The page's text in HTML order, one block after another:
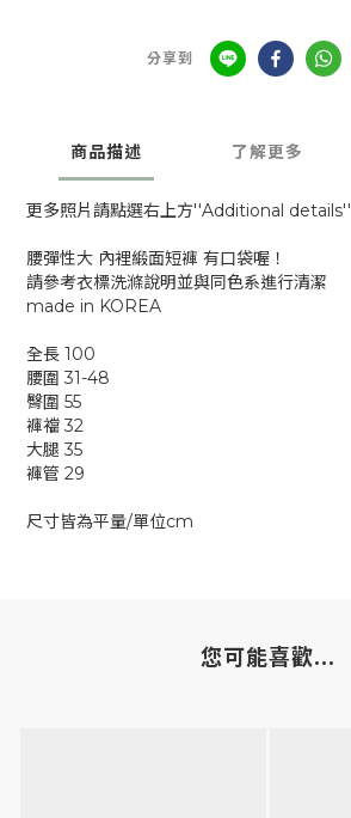
分享到
商品描述 了解更多
更多照片請點選右上方''Additional details''
腰彈性大 內裡緞面短褲 有口袋喔！
請參考衣標洗滌說明並與同色系進行清潔
made in KOREA
全長 100
腰圍 31-48
臀圍 55
褲襠 32
大腿 35
褲管 29
尺寸皆為平量/單位cm
您可能喜歡...